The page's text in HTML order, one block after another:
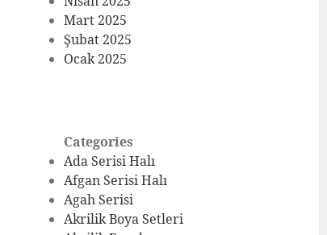
Mart 2025
Şubat 2025
Ocak 2025
Categories
Ada Serisi Halı
Afgan Serisi Halı
Agah Serisi
Akrilik Boya Setleri